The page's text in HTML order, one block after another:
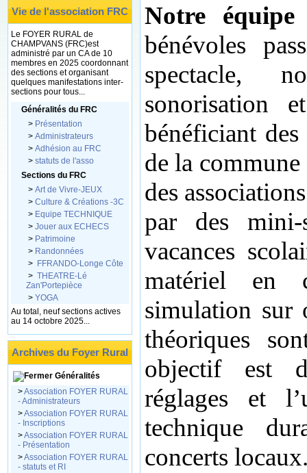
Vie de l'association FRC
Le FOYER RURAL de
CHAMPVANS (FRC)est
administré par un CA de 10
membres en 2025 coordonnant
des sections et organisant
quelques manifestations inter-
sections pour tous...
Généralités du FRC
> Présentation
> Administrateurs
> Adhésion au FRC
> statuts de l'asso
Sections du FRC
> Art de Vivre-JEUX
> Culture & Créations -3C
> Equipe TECHNIQUE
> Jouer aux ECHECS
> Patrimoine
> Randonnées
> FFRANDO-Longe Côte
> THEATRE-Lé
Zan'Portepièce
> YOGA
Au total, neuf sections actives
au 14 octobre 2025...
Archives du Foyer Rural
Généralités
>Association FOYER RURAL
- Administrateurs
>Association FOYER RURAL
- Inscriptions
>Association FOYER RURAL
- Présentation
>Association FOYER RURAL
- statuts et RI
Notre
bénévoles
spectacle,
sonorisation
bénéficiant
de la
des
par des mini-
vacances
matériel en
simulation sur
théoriques
objectif est
réglages et
technique
concerts